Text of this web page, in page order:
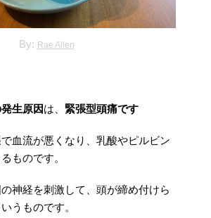
By: Rae Allen
生原因は、 緊張型頭痛です
血流が悪くなり、乳酸やピルビン
ものです。
神経を刺激して、頭が締め付けら
うものです。